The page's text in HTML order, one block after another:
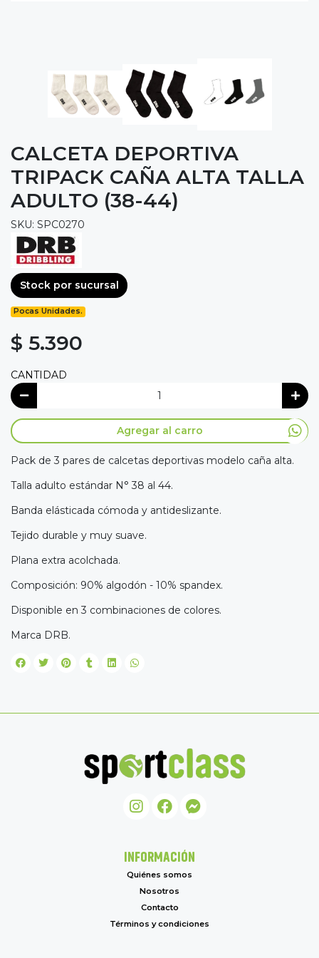
CALCETA DEPORTIVA
TRIPACK CAÑA ALTA TALLA
ADULTO (38-44)
SKU: SPC0270
Stock por sucursal
Pocas Unidades.
$ 5.390
CANTIDAD
Agregar al carro
Pack de 3 pares de calcetas deportivas modelo caña alta.
Talla adulto estándar N° 38 al 44.
Banda elásticada cómoda y antideslizante.
Tejido durable y muy suave.
Plana extra acolchada.
Composición: 90% algodón - 10% spandex.
Disponible en 3 combinaciones de colores.
Marca DRB.
INFORMACIÓN
Quiénes somos
Nosotros
Contacto
Términos y condiciones